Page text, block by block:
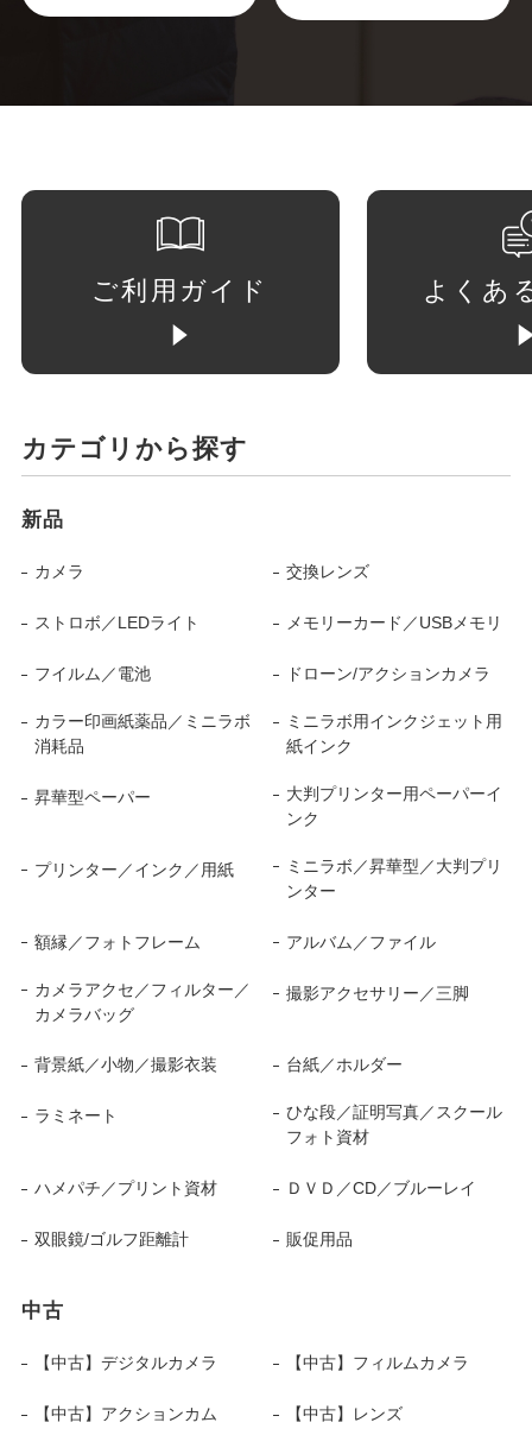
ご利用ガイド よくあ
カテゴリから探す
新品
カメラ 交換レンズ
ストロボ／LEDライト メモリーカード／USBメモリ
フイルム／電池 ドローン/アクションカメラ
カラー印画紙薬品／ミニラボ
消耗品
ミニラボ用インクジェット用
紙インク
昇華型ペーパー
大判プリンター用ペーパーイ
ンク
プリンター／インク／用紙
ミニラボ／昇華型／大判プリ
ンター
額縁／フォトフレーム アルバム／ファイル
カメラアクセ／フィルター／
カメラバッグ
撮影アクセサリー／三脚
背景紙／小物／撮影衣装 台紙／ホルダー
ラミネート
ひな段／証明写真／スクール
フォト資材
ハメパチ／プリント資材 ＤＶＤ／CD／ブルーレイ
双眼鏡/ゴルフ距離計 販促用品
中古
【中古】デジタルカメラ 【中古】フィルムカメラ
【中古】アクションカム 【中古】レンズ